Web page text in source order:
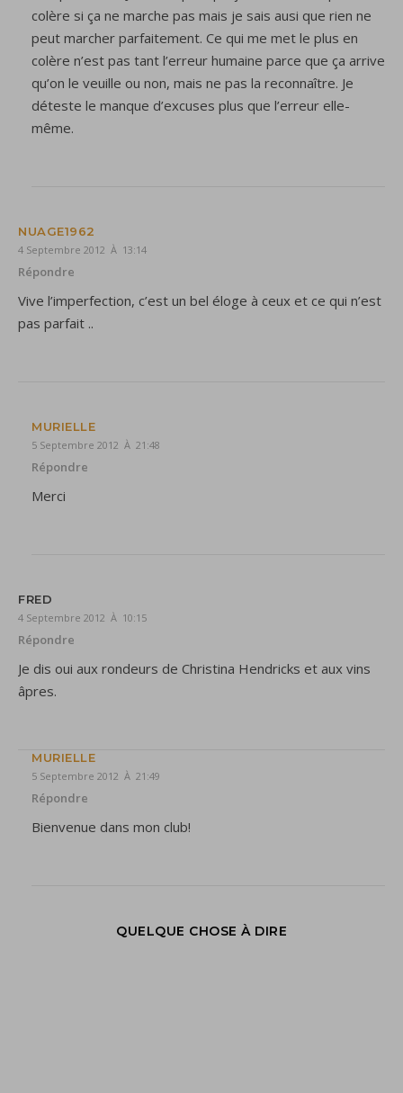
colère si ça ne marche pas mais je sais ausi que rien ne
peut marcher parfaitement. Ce qui me met le plus en
colère n’est pas tant l’erreur humaine parce que ça arrive
qu’on le veuille ou non, mais ne pas la reconnaître. Je
déteste le manque d’excuses plus que l’erreur elle-
même.
NUAGE1962
4 Septembre 2012 À 13:14
Répondre
Vive l’imperfection, c’est un bel éloge à ceux et ce qui n’est
pas parfait ..
MURIELLE
5 Septembre 2012 À 21:48
Répondre
Merci
FRED
4 Septembre 2012 À 10:15
Répondre
Je dis oui aux rondeurs de Christina Hendricks et aux vins
âpres.
MURIELLE
5 Septembre 2012 À 21:49
Répondre
Bienvenue dans mon club!
QUELQUE CHOSE À DIRE